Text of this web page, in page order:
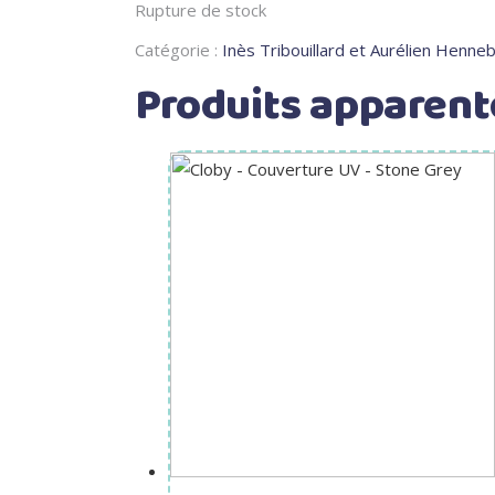
Rupture de stock
Catégorie : Inès Tribouillard et Aurélien
Produits